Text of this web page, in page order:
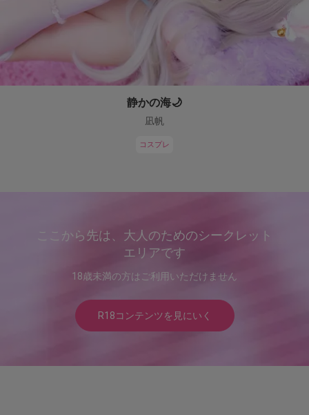
静かの海🌙
凪帆
コスプレ
ここから先は、大人のためのシークレット
エリアです
18歳未満の方はご利用いただけません
R18コンテンツを見にいく